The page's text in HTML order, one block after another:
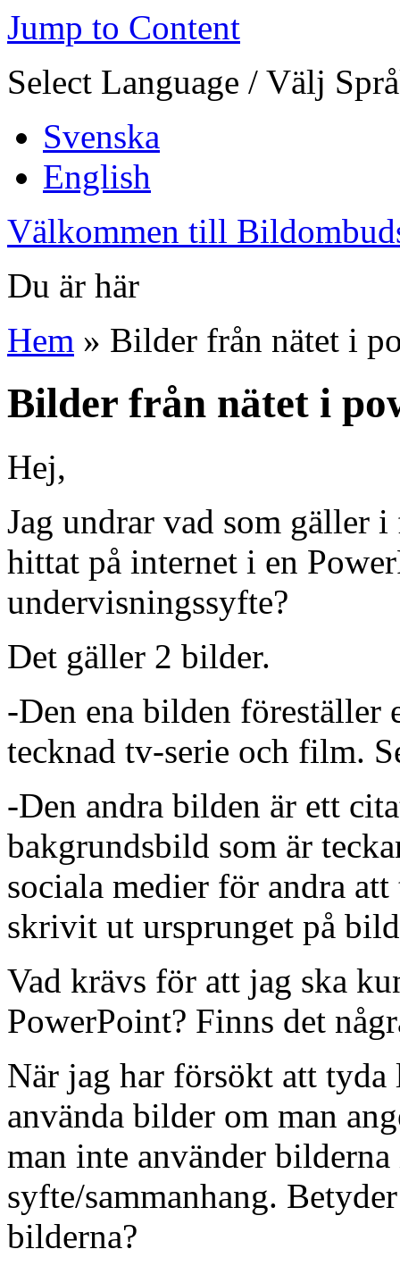
Jump to Content
Select Language / Välj
Svenska
English
Välkommen till
Du är här
Hem » Bilder från nätet i
Bilder från nätet i
Hej,
Jag undrar vad som gäller
hittat på internet i en
undervisningssyfte?
Det gäller 2 bilder.
-Den ena bilden föreställer
tecknad tv-serie och film.
-Den andra bilden är ett
bakgrundsbild som är
sociala medier för andra
skrivit ut ursprunget på
Vad krävs för att jag ska
PowerPoint? Finns det
När jag har försökt att tyda
använda bilder om man
man inte använder
syfte/sammanhang.
bilderna?